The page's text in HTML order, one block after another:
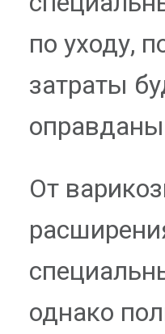
по уходу,
затраты
От
однако